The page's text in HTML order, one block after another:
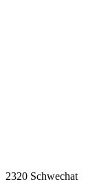
2320 Schwechat